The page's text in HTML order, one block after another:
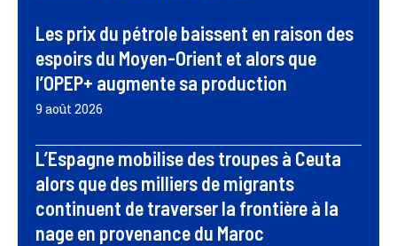
Les prix du pétrole baissent en raison des
espoirs du Moyen-Orient et alors que
l’OPEP+ augmente sa production
9 août 2026
L’Espagne mobilise des troupes à Ceuta
alors que des milliers de migrants
continuent de traverser la frontière à la
nage en provenance du Maroc